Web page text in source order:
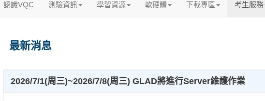
認識VQC 測驗資訊 學習資源 軟硬體 下載專區 考生服務
最新消息
2026/7/1(周三)~2026/7/8(周三) GLAD將進行Server維護作業